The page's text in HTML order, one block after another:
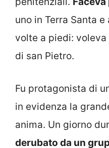
uno in Terra Santa
volte a piedi:
di san Pietro.
Fu protagonista di
in evidenza la
anima. Un giorno
derubato da un